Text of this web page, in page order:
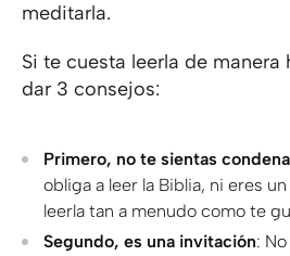
meditarla.
Si te cuesta leerla de
dar 3 consejos:
Primero, no te sientas
obliga a leer la Biblia, ni eres
leerla tan a menudo como te
Segundo, es una invitación: